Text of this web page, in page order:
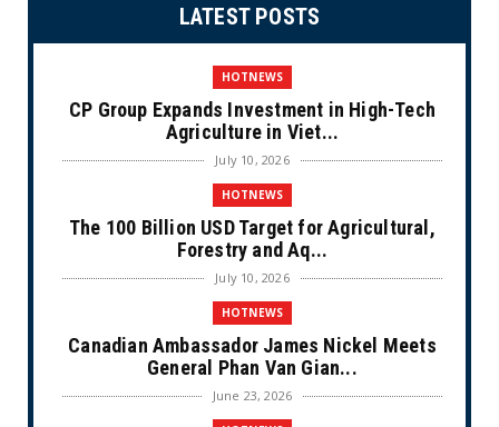
LATEST POSTS
HOTNEWS
CP Group Expands Investment in High-Tech
Agriculture in Viet...
July 10, 2026
HOTNEWS
The 100 Billion USD Target for Agricultural,
Forestry and Aq...
July 10, 2026
HOTNEWS
Canadian Ambassador James Nickel Meets
General Phan Van Gian...
June 23, 2026